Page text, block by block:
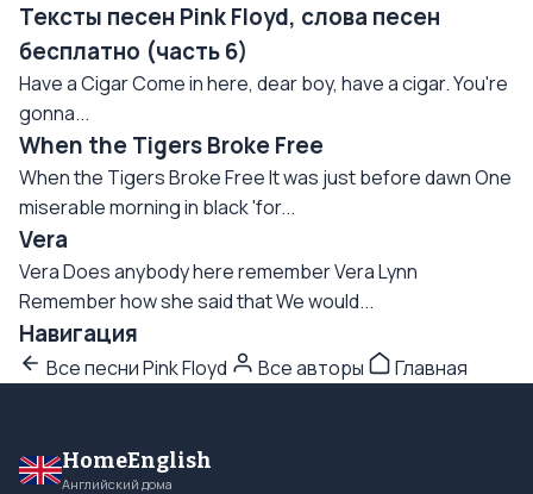
Тексты песен Pink Floyd, слова песен
бесплатно (часть 6)
Have a Cigar Come in here, dear boy, have a cigar. You're
gonna...
When the Tigers Broke Free
When the Tigers Broke Free It was just before dawn One
miserable morning in black 'for...
Vera
Vera Does anybody here remember Vera Lynn
Remember how she said that We would...
Навигация
Все песни Pink Floyd Все авторы Главная
HomeEnglish
Английский дома